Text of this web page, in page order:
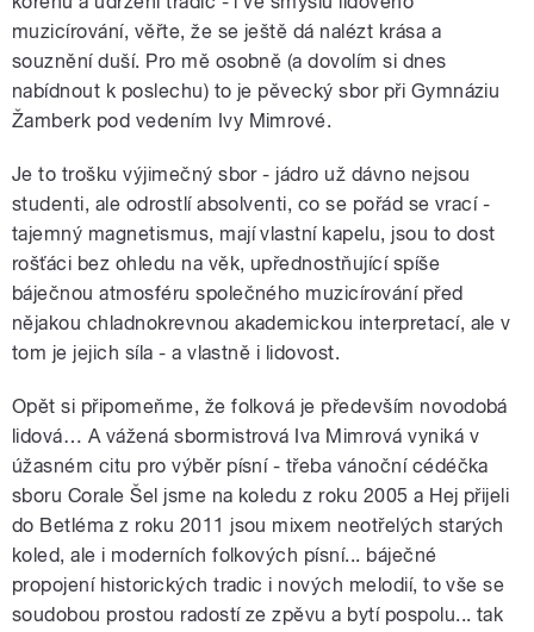
muzicírování, věřte, že se ještě dá nalézt krása a
souznění duší. Pro mě osobně (a dovolím si dnes
nabídnout k poslechu) to je pěvecký sbor při Gymnáziu
Žamberk pod vedením Ivy Mimrové.
Je to trošku výjimečný sbor - jádro už dávno nejsou
studenti, ale odrostlí absolventi, co se pořád se vrací -
tajemný magnetismus, mají vlastní kapelu, jsou to dost
rošťáci bez ohledu na věk, upřednostňující spíše
báječnou atmosféru společného muzicírování před
nějakou chladnokrevnou akademickou interpretací, ale v
tom je jejich síla - a vlastně i lidovost.
Opět si připomeňme, že folková je především novodobá
lidová… A vážená sbormistrová Iva Mimrová vyniká v
úžasném citu pro výběr písní - třeba vánoční cédéčka
sboru Corale Šel jsme na koledu z roku 2005 a Hej přijeli
do Betléma z roku 2011 jsou mixem neotřelých starých
koled, ale i moderních folkových písní... báječné
propojení historických tradic i nových melodií, to vše se
soudobou prostou radostí ze zpěvu a bytí pospolu... tak